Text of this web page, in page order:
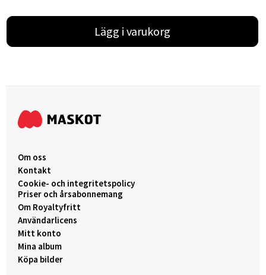
Lägg i varukorg
Om oss
Kontakt
Cookie- och integritetspolicy
Priser och årsabonnemang
Om Royaltyfritt
Användarlicens
Mitt konto
Mina album
Köpa bilder